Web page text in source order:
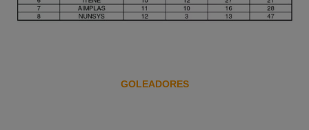
GOLEADORES